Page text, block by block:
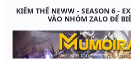
KIẾM THẾ NEWW - SEASON 6 -
VÀO NHÓM ZALO ĐỂ